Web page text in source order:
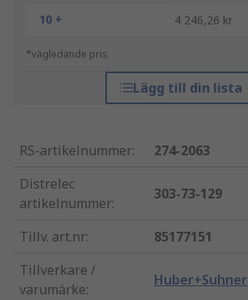
10 +
4 246,26 kr
*vägledande pris
Lägg till din lista
RS-artikelnummer:
274-2063
Distrelec
artikelnummer:
303-73-129
Tillv. art.nr:
85177151
Tillverkare /
varumärke:
Huber+Suhner